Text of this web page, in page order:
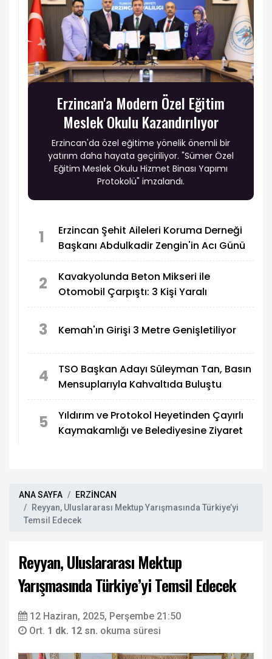
Erzincan'a Modern Özel Eğitim
Meslek Okulu Kazandırılıyor
Erzincan'da özel eğitime yönelik önemli bir
yatırım daha hayata geçiriliyor. "Sümer Özel
Eğitim Meslek Okulu Hizmet Binası Yapımı
Protokolü" imzalandı.
1
Erzincan Şehit Aileleri Koruma Derneği
Başkanı Abdulkadir Zengin'in Acı Günü
2
Kavakyolunda Beton Mikseri ile
Otomobil Çarpıştı: 3 Kişi Yaralı
3 Kemah'ın Girişi 3 Metre Genişletiliyor
4
TSO Başkan Adayı Süleyman Tan, Basın
Mensuplarıyla Kahvaltıda Buluştu
5
Yıldırım ve Protokol Heyetinden Çayırlı
Kaymakamlığı ve Belediyesine Ziyaret
ANA SAYFA
ERZİNCAN
Reyyan, Uluslararası Mektup Yarışmasında Türkiye’yi
Temsil Edecek
Reyyan, Uluslararası Mektup
Yarışmasında Türkiye’yi Temsil Edecek
12 Haziran, 2025, Perşembe 21:50
Ort. 1 dk. 12 sn. okuma süresi